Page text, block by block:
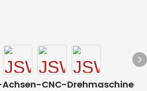
Achsen-CNC-Drehmaschine